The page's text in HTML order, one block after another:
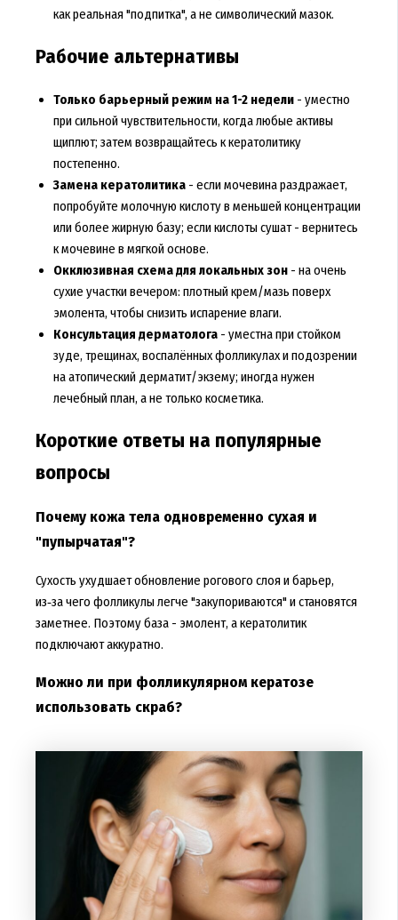
как реальная "подпитка", а не символический мазок.
Рабочие альтернативы
Только барьерный режим на 1-2 недели- уместно
при сильной чувствительности, когда любые активы
щиплют; затем возвращайтесь к кератолитику
постепенно.
Замена кератолитика- если мочевина раздражает,
попробуйте молочную кислоту в меньшей концентрации
или более жирную базу; если кислоты сушат - вернитесь
к мочевине в мягкой основе.
Окклюзивная схема для локальных зон- на очень
сухие участки вечером: плотный крем/мазь поверх
эмолента, чтобы снизить испарение влаги.
Консультация дерматолога- уместна при стойком
зуде, трещинах, воспалённых фолликулах и подозрении
на атопический дерматит/экзему; иногда нужен
лечебный план, а не только косметика.
Короткие ответы на популярные
вопросы
Почему кожа тела одновременно сухая и
"пупырчатая"?
Сухость ухудшает обновление рогового слоя и барьер,
из‑за чего фолликулы легче "закупориваются" и становятся
заметнее. Поэтому база - эмолент, а кератолитик
подключают аккуратно.
Можно ли при фолликулярном кератозе
использовать скраб?